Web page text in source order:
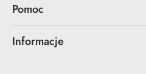
Pomoc
Informacje